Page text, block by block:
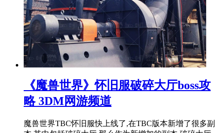
《魔兽世界》怀旧服破碎大厅boss攻
略 3DM网游频道
魔兽世界TBC怀旧服快上线了,在TBC版本新增了很多副